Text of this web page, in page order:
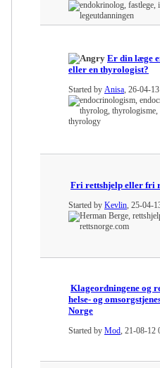
Er din læge
eller en thyrologist?
Started by Anisa, 26-04-
Fri rettshjelp eller fri
Started by Kevlin, 25-04-
Klageordningene og
helse- og
Norge
Started by Mod, 21-08-12